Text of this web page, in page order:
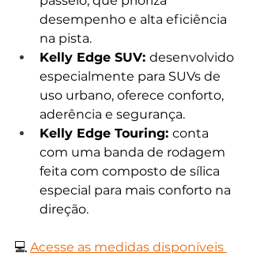
desempenho e alta eficiência
na pista.
Kelly Edge SUV: desenvolvido
especialmente para SUVs de
uso urbano, oferece conforto,
aderência e segurança.
Kelly Edge Touring: conta
com uma banda de rodagem
feita com composto de sílica
especial para mais conforto na
direção.
💻 Acesse as medidas disponíveis